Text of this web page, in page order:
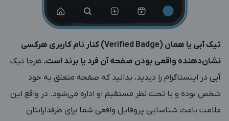
تیک آبی یا همان (Verified Badge) کنار نام کاربری هرکسی
نشان‌دهنده واقعی بودن صفحه آن فرد یا برند است. هرجا تیک
آبی در اینستاگرام را دیدید، بدانید که صفحه متعلق به خود
شخص بوده و یا تحت نظر مستقیم او اداره می‌شود. در واقع این
علامت باعث شناسایی پروفایل واقعی شما برای طرفدارانتان